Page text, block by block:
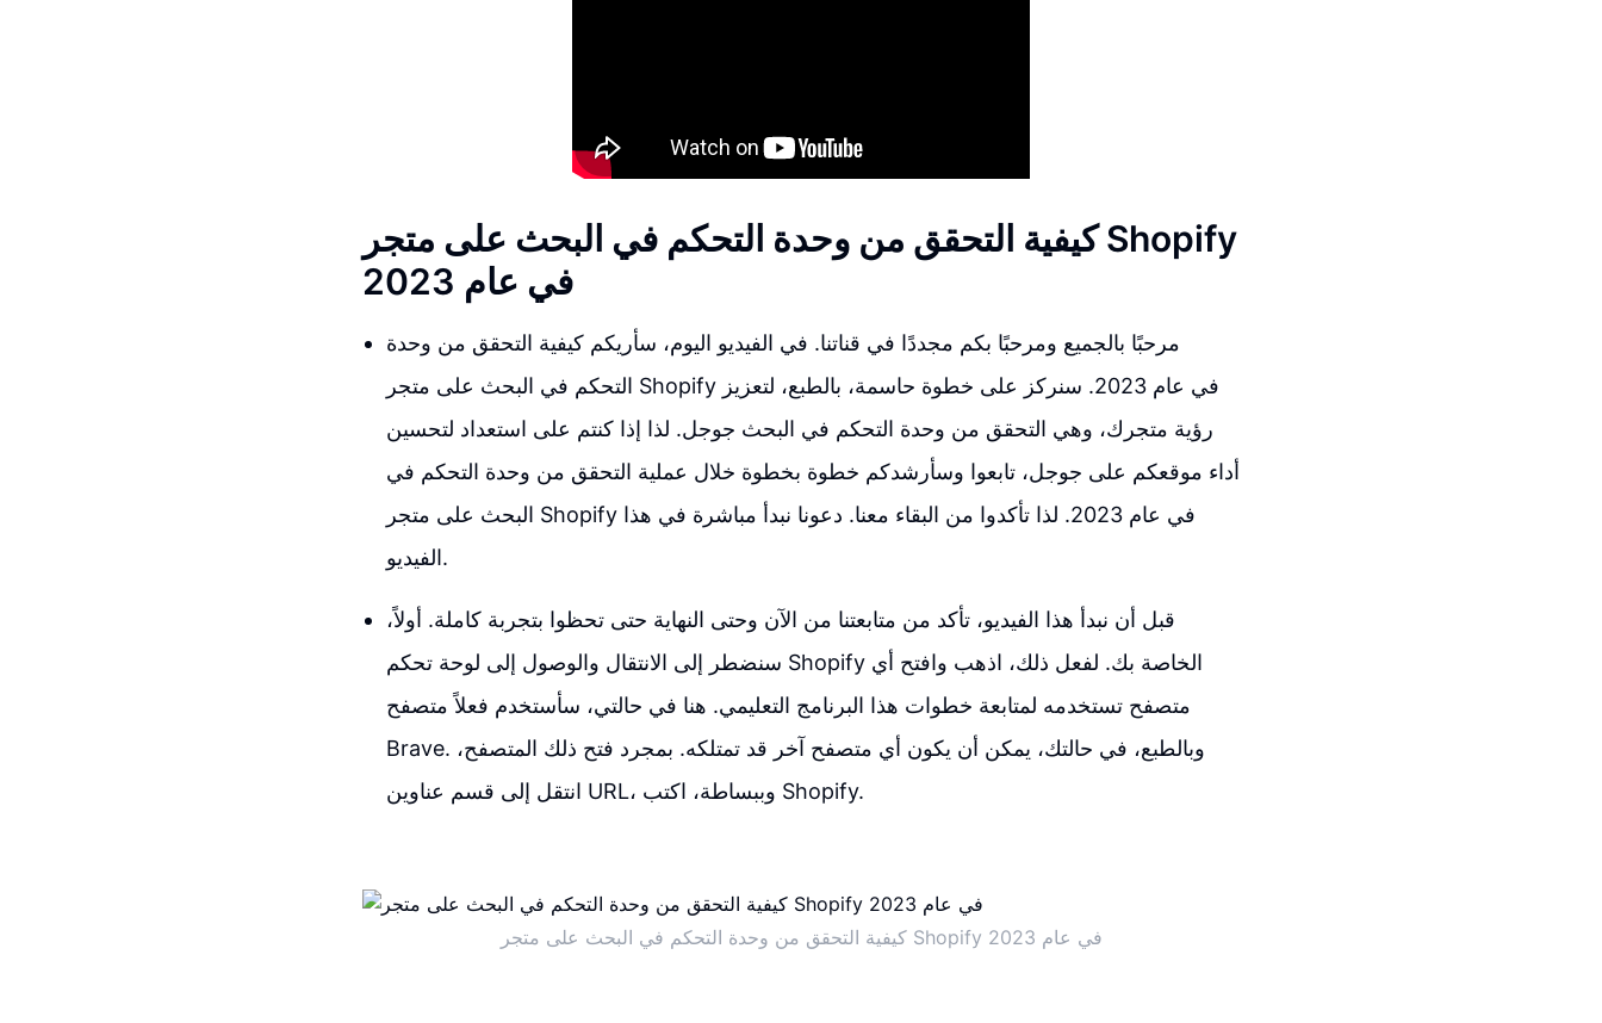
كيفية التحقق من وحدة التحكم في البحث على متجر Shopify
في عام 2023
مرحبًا بالجميع ومرحبًا بكم مجددًا في قناتنا. في الفيديو اليوم، سأريكم كيفية التحقق من وحدة
التحكم في البحث على متجر Shopify في عام 2023. سنركز على خطوة حاسمة، بالطبع، لتعزيز
رؤية متجرك، وهي التحقق من وحدة التحكم في البحث جوجل. لذا إذا كنتم على استعداد لتحسين
أداء موقعكم على جوجل، تابعوا وسأرشدكم خطوة بخطوة خلال عملية التحقق من وحدة التحكم في
البحث على متجر Shopify في عام 2023. لذا تأكدوا من البقاء معنا. دعونا نبدأ مباشرة في هذا
الفيديو.
قبل أن نبدأ هذا الفيديو، تأكد من متابعتنا من الآن وحتى النهاية حتى تحظوا بتجربة كاملة. أولاً،
سنضطر إلى الانتقال والوصول إلى لوحة تحكم Shopify الخاصة بك. لفعل ذلك، اذهب وافتح أي
متصفح تستخدمه لمتابعة خطوات هذا البرنامج التعليمي. هنا في حالتي، سأستخدم فعلاً متصفح
Brave. وبالطبع، في حالتك، يمكن أن يكون أي متصفح آخر قد تمتلكه. بمجرد فتح ذلك المتصفح،
انتقل إلى قسم عناوين URL، وببساطة، اكتب Shopify.
كيفية التحقق من وحدة التحكم في البحث على متجر Shopify في عام 2023